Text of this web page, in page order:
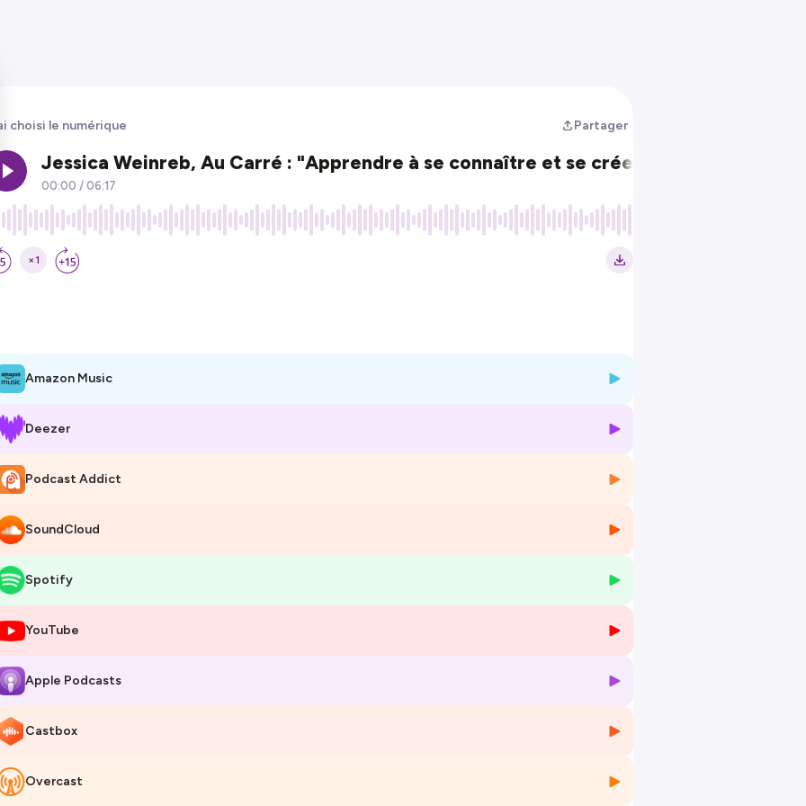
choisi le numérique Partager
Amazon Music
Deezer
Podcast Addict
SoundCloud
Spotify
YouTube
Apple Podcasts
Castbox
Overcast